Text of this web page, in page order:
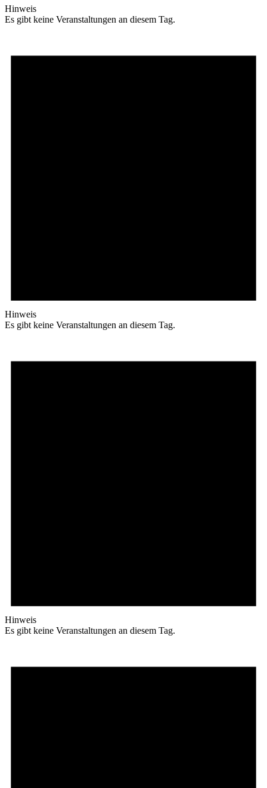
Hinweis
Es gibt keine Veranstaltungen an diesem Tag.
Hinweis
Es gibt keine Veranstaltungen an diesem Tag.
Hinweis
Es gibt keine Veranstaltungen an diesem Tag.